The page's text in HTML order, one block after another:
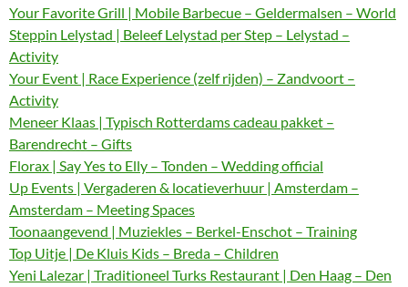
Your Favorite Grill | Mobile Barbecue – Geldermalsen – World
Steppin Lelystad | Beleef Lelystad per Step – Lelystad –
Activity
Your Event | Race Experience (zelf rijden) – Zandvoort –
Activity
Meneer Klaas | Typisch Rotterdams cadeau pakket –
Barendrecht – Gifts
Florax | Say Yes to Elly – Tonden – Wedding official
Up Events | Vergaderen & locatieverhuur | Amsterdam –
Amsterdam – Meeting Spaces
Toonaangevend | Muziekles – Berkel-Enschot – Training
Top Uitje | De Kluis Kids – Breda – Children
Yeni Lalezar | Traditioneel Turks Restaurant | Den Haag – Den